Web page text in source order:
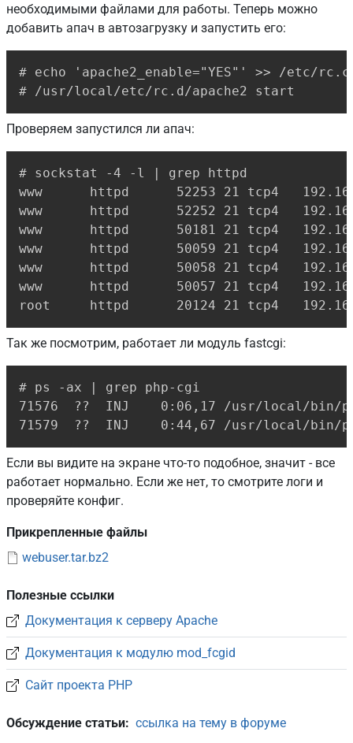
необходимыми файлами для работы. Теперь можно
добавить апач в автозагрузку и запустить его:
# echo 'apache2_enable="YES"' >> /etc/
# /usr/local/etc/rc.d/apache2 start
Проверяем запустился ли апач:
# sockstat -4 -l | grep httpd
www      httpd      52253 21 tcp4
www      httpd      52252 21 tcp4
www      httpd      50181 21 tcp4
www      httpd      50059 21 tcp4
www      httpd      50058 21 tcp4
www      httpd      50057 21 tcp4
root     httpd      20124 21 tcp4
Так же посмотрим, работает ли модуль fastcgi:
# ps -ax | grep php-cgi
71576  ??  INJ    0:06,17 /usr/local/bin/
71579  ??  INJ    0:44,67 /usr/local/bin/
Если вы видите на экране что-то подобное, значит - все
работает нормально. Если же нет, то смотрите логи и
проверяйте конфиг.
Прикрепленные файлы
webuser.tar.bz2
Полезные ссылки
Документация к серверу Apache
Документация к модулю mod_fcgid
Сайт проекта PHP
Обсуждение статьи ссылка на тему в форуме